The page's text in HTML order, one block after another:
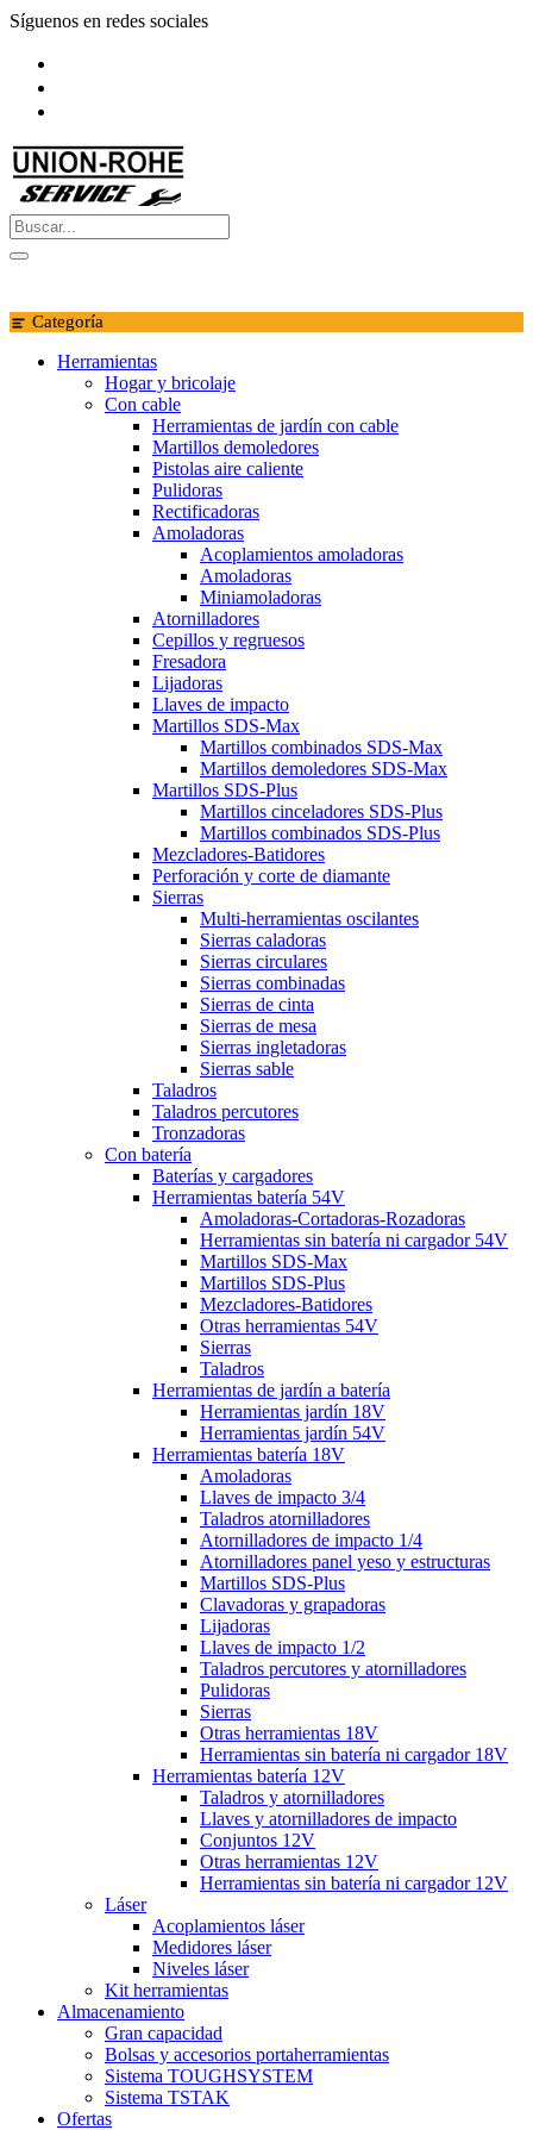
Saltar
contenido
Síguenos en redes sociales
Categoría
Herramientas
Hogar y bricolaje
Con cable
Herramientas de jardín con cable
Martillos demoledores
Pistolas aire caliente
Pulidoras
Rectificadoras
Amoladoras
Acoplamientos amoladoras
Amoladoras
Miniamoladoras
Atornilladores
Cepillos y regruesos
Fresadora
Lijadoras
Llaves de impacto
Martillos SDS-Max
Martillos combinados SDS-Max
Martillos demoledores SDS-Max
Martillos SDS-Plus
Martillos cinceladores SDS-Plus
Martillos combinados SDS-Plus
Mezcladores-Batidores
Perforación y corte de diamante
Sierras
Multi-herramientas oscilantes
Sierras caladoras
Sierras circulares
Sierras combinadas
Sierras de cinta
Sierras de mesa
Sierras ingletadoras
Sierras sable
Taladros
Taladros percutores
Tronzadoras
Con batería
Baterías y cargadores
Herramientas batería 54V
Amoladoras-Cortadoras-Rozadoras
Herramientas sin batería ni cargador 54V
Martillos SDS-Max
Martillos SDS-Plus
Mezcladores-Batidores
Otras herramientas 54V
Sierras
Taladros
Herramientas de jardín a batería
Herramientas jardín 18V
Herramientas jardín 54V
Herramientas batería 18V
Amoladoras
Llaves de impacto 3/4
Taladros atornilladores
Atornilladores de impacto 1/4
Atornilladores panel yeso y estructuras
Martillos SDS-Plus
Clavadoras y grapadoras
Lijadoras
Llaves de impacto 1/2
Taladros percutores y atornilladores
Pulidoras
Sierras
Otras herramientas 18V
Herramientas sin batería ni cargador 18V
Herramientas batería 12V
Taladros y atornilladores
Llaves y atornilladores de impacto
Conjuntos 12V
Otras herramientas 12V
Herramientas sin batería ni cargador 12V
Láser
Acoplamientos láser
Medidores láser
Niveles láser
Kit herramientas
Almacenamiento
Gran capacidad
Bolsas y accesorios portaherramientas
Sistema TOUGHSYSTEM
Sistema TSTAK
Ofertas